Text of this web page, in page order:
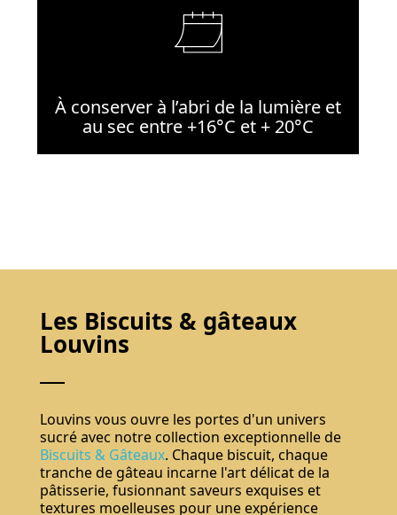
À conserver à l’abri de la lumière et
au sec entre +16°C et + 20°C
Les Biscuits & gâteaux
Louvins
Louvins vous ouvre les portes d'un univers
sucré avec notre collection exceptionnelle de
Biscuits & Gâteaux. Chaque biscuit, chaque
tranche de gâteau incarne l'art délicat de la
pâtisserie, fusionnant saveurs exquises et
textures moelleuses pour une expérience